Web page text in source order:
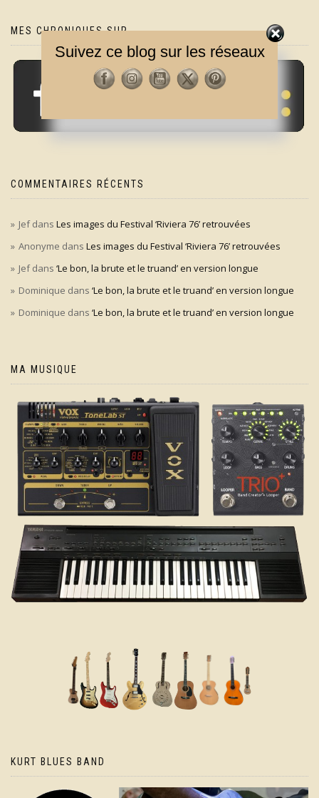
MES CHRONIQUES SUR
COMMENTAIRES RÉCENTS
Jefdans Les images du Festival ‘Riviera 76’ retrouvées
Anonyme dans Les images du Festival ‘Riviera 76’ retrouvées
Jefdans ‘Le bon, la brute et le truand’ en version longue
Dominique dans ‘Le bon, la brute et le truand’ en version longue
Dominique dans ‘Le bon, la brute et le truand’ en version longue
MA MUSIQUE
KURT BLUES BAND
Suivez ce blog sur les réseaux